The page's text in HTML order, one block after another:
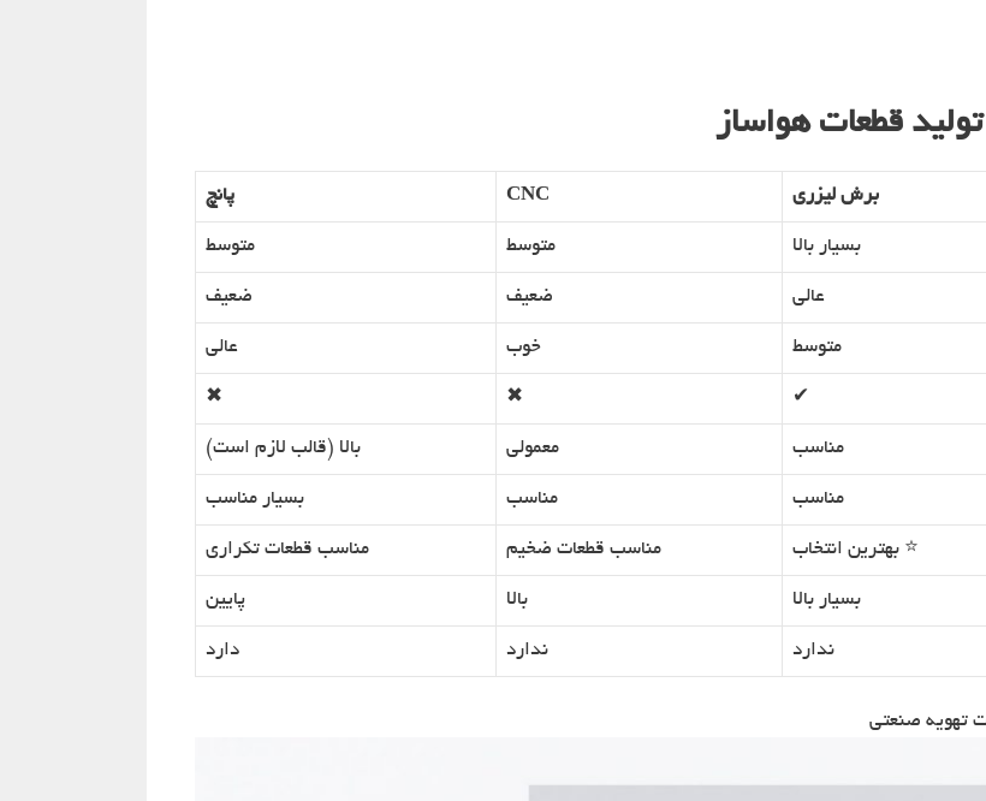
برش لیزری CNC پانچ
بسیار بالا متوسط متوسط
عالی ضعیف ضعیف
متوسط خوب عالی
✔
✖
✖
مناسب معمولی بالا (قالب لازم است)
مناسب مناسب بسیار مناسب
⭐ بهترین انتخاب مناسب قطعات ضخیم مناسب قطعات تکراری
بسیار بالا بالا پایین
ندارد ندارد دارد